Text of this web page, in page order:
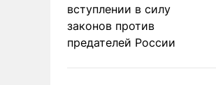
вступлении в силу
законов против
предателей России